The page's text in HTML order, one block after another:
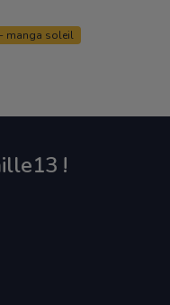
manga soleil
!